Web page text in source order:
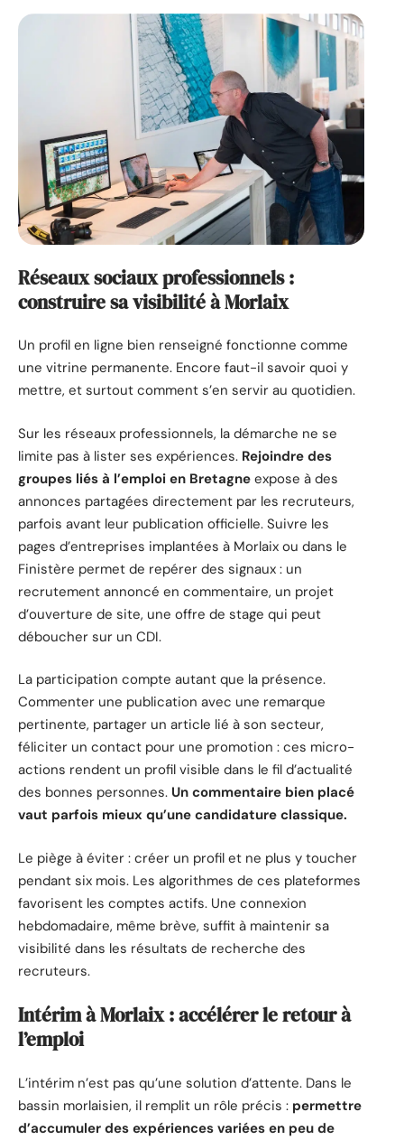
Réseaux sociaux professionnels :
construire sa visibilité à Morlaix
Un profil en ligne bien renseigné fonctionne comme
une vitrine permanente. Encore faut-il savoir quoi y
mettre, et surtout comment s’en servir au quotidien.
Sur les réseaux professionnels, la démarche ne se
limite pas à lister ses expériences. Rejoindre des
groupes liés à l’emploi en Bretagne expose à des
annonces partagées directement par les recruteurs,
parfois avant leur publication officielle. Suivre les
pages d’entreprises implantées à Morlaix ou dans le
Finistère permet de repérer des signaux : un
recrutement annoncé en commentaire, un projet
d’ouverture de site, une offre de stage qui peut
déboucher sur un CDI.
La participation compte autant que la présence.
Commenter une publication avec une remarque
pertinente, partager un article lié à son secteur,
féliciter un contact pour une promotion : ces micro-
actions rendent un profil visible dans le fil d’actualité
des bonnes personnes. Un commentaire bien placé
vaut parfois mieux qu’une candidature classique.
Le piège à éviter : créer un profil et ne plus y toucher
pendant six mois. Les algorithmes de ces plateformes
favorisent les comptes actifs. Une connexion
hebdomadaire, même brève, suffit à maintenir sa
visibilité dans les résultats de recherche des
recruteurs.
Intérim à Morlaix : accélérer le retour à
l’emploi
L’intérim n’est pas qu’une solution d’attente. Dans le
bassin morlaisien, il remplit un rôle précis : permettre
d’accumuler des expériences variées en peu de